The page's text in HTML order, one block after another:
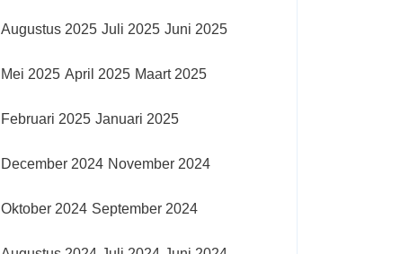
Augustus 2025 Juli 2025 Juni 2025
Mei 2025 April 2025 Maart 2025
Februari 2025 Januari 2025
December 2024 November 2024
Oktober 2024 September 2024